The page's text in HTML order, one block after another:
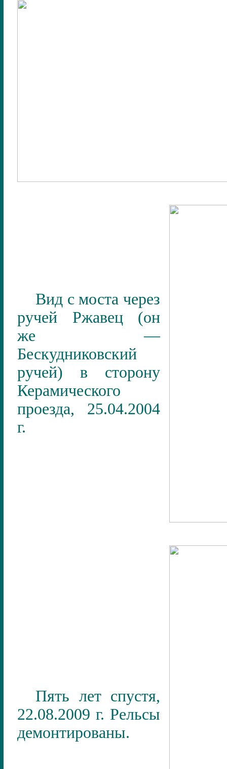
Вид с моста через
ручей Ржавец (он
же —
Бескудниковский
ручей) в сторону
Керамического
проезда, 25.04.2004
г.
Пять лет спустя,
22.08.2009 г. Рельсы
демонтированы.